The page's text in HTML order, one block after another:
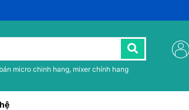
micro chinh hang, mixer chính hang